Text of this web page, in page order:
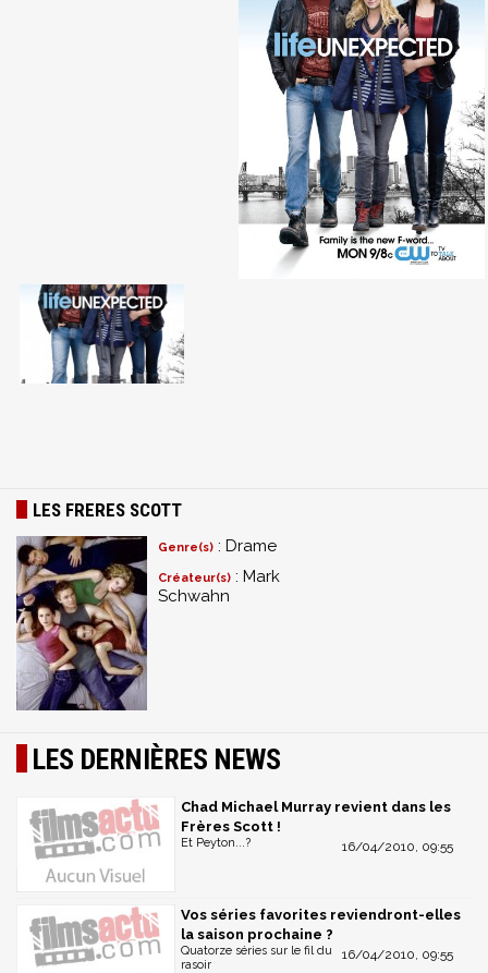
LES FRERES SCOTT
Genre(s) : Drame
Créateur(s) : Mark
Schwahn
LES DERNIÈRES NEWS
Chad Michael Murray revient dans les
Frères Scott !
16/04/2010, 09:55
Et Peyton...?
Vos séries favorites reviendront-elles
la saison prochaine ?
16/04/2010, 09:55
Quatorze séries sur le fil du
rasoir